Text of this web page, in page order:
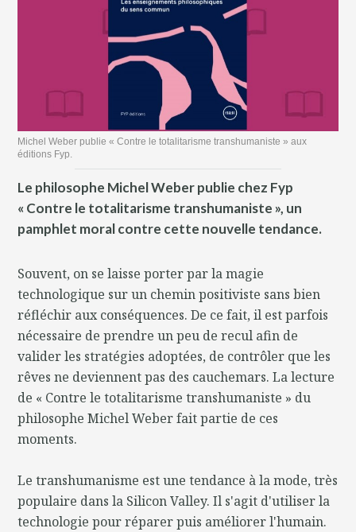
Michel Weber publie « Contre le totalitarisme transhumaniste » aux
éditions Fyp.
Le philosophe Michel Weber publie chez Fyp
« Contre le totalitarisme transhumaniste », un
pamphlet moral contre cette nouvelle tendance.
Souvent, on se laisse porter par la magie
technologique sur un chemin positiviste sans bien
réfléchir aux conséquences. De ce fait, il est parfois
nécessaire de prendre un peu de recul afin de
valider les stratégies adoptées, de contrôler que les
rêves ne deviennent pas des cauchemars. La lecture
de « Contre le totalitarisme transhumaniste » du
philosophe Michel Weber fait partie de ces
moments.
Le transhumanisme est une tendance à la mode, très
populaire dans la Silicon Valley. Il s'agit d'utiliser la
technologie pour réparer puis améliorer l'humain.